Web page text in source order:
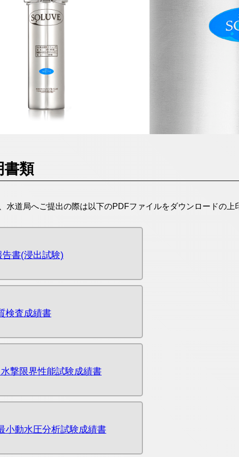
書類
水道局へご提出の際は以下のPDFファイルをダウンロードの上
告書(浸出試験)
検査成績書
撃限界性能試験成績書
小動水圧分析試験成績書